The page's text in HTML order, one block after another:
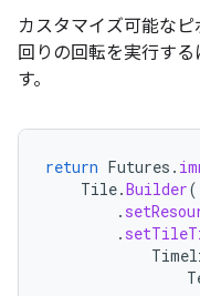
カスタマイズ可能な
回りの回転を実行す
す。
return Futures .
Tile.Builder
.
.